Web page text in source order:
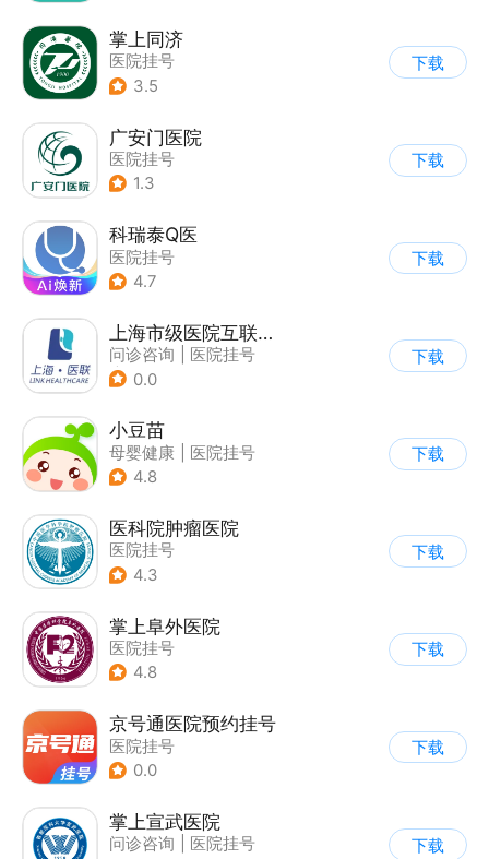
掌上同济
医院挂号
3.5
下载
广安门医院
医院挂号
1.3
下载
科瑞泰Q医
医院挂号
4.7
下载
上海市级医院互联网总平台
问诊咨询
医院挂号
| 运动社区
0.0
下载
小豆苗
母婴健康
医院挂号
4.8
下载
医科院肿瘤医院
医院挂号
4.3
下载
掌上阜外医院
医院挂号
4.8
下载
京号通医院预约挂号
医院挂号
0.0
下载
掌上宣武医院
问诊咨询
医院挂号
下载